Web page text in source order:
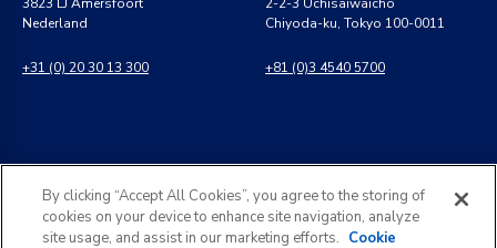
Nederland
+31 (0) 20 30 13 300
Chiyoda-ku, Tokyo 100-0011
+81 (0)3 4540 5700
8 Perungudi Industrial Estate
Perungudi, Chennai
info@kldiscovery.com
By clicking “Accept All Cookies”, you agree to the storing of
cookies on your device to enhance site navigation, analyze
site usage, and assist in our marketing efforts. Cookie